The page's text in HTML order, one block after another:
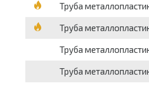
Труба
Труба
Труба
Труба